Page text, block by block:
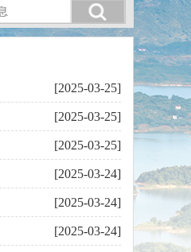
[2025-03-25]
[2025-03-25]
[2025-03-25]
[2025-03-24]
[2025-03-24]
[2025-03-24]